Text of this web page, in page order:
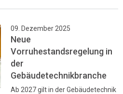
09. Dezember 2025
Neue
Vorruhestandsregelung in
der
Gebäudetechnikbranche
Ab 2027 gilt in der Gebäudetechnik